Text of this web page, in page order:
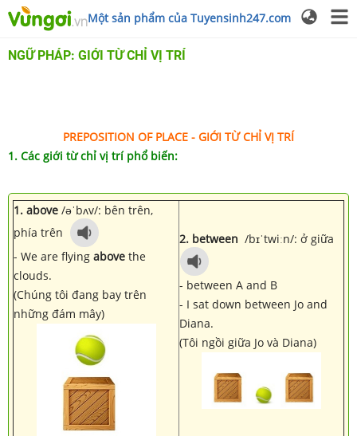
Một sản phẩm của Tuyensinh247.com
NGỮ PHÁP: GIỚI TỪ CHỈ VỊ TRÍ
PREPOSITION OF PLACE - GIỚI TỪ CHỈ VỊ TRÍ
1. Các giới từ chỉ vị trí phổ biến:
1. above /əˈbʌv/: bên trên,
phía trên
- We are flying above the
clouds.
(Chúng tôi đang bay trên
những đám mây)
2. between /bɪˈtwiːn/: ở giữa
- between A and B
- I sat down between Jo and
Diana.
(Tôi ngồi giữa Jo và Diana)